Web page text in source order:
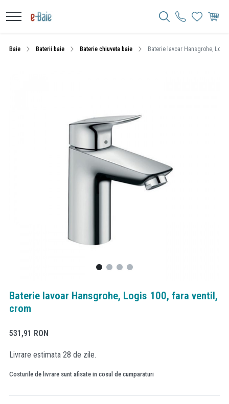
Baie Baterii baie Baterie chiuveta baie Baterie lavoar Hansgrohe,
Baterie lavoar Hansgrohe, Logis 100, fara ventil,
crom
531,91 RON
Livrare estimata 28 de zile.
Costurile de livrare sunt afisate in cosul de cumparaturi